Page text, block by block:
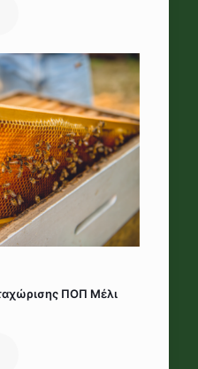
ΠΟΠ Μέλι